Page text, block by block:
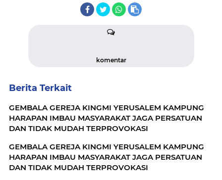
komentar
Berita Terkait
GEMBALA GEREJA KINGMI YERUSALEM KAMPUNG
HARAPAN IMBAU MASYARAKAT JAGA PERSATUAN
DAN TIDAK MUDAH TERPROVOKASI
GEMBALA GEREJA KINGMI YERUSALEM KAMPUNG
HARAPAN IMBAU MASYARAKAT JAGA PERSATUAN
DAN TIDAK MUDAH TERPROVOKASI